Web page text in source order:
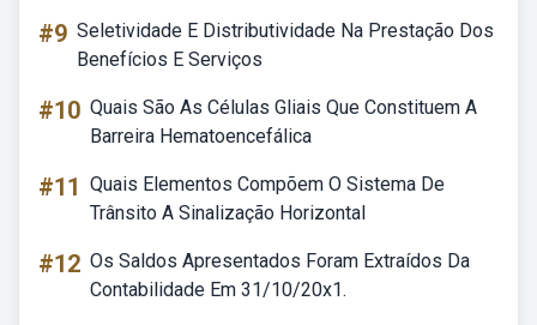
#9 Seletividade E Distributividade Na Prestação Dos
Benefícios E Serviços
#10 Quais São As Células Gliais Que Constituem A
Barreira Hematoencefálica
#11 Quais Elementos Compõem O Sistema De
Trânsito A Sinalização Horizontal
#12 Os Saldos Apresentados Foram Extraídos Da
Contabilidade Em 31/10/20x1.